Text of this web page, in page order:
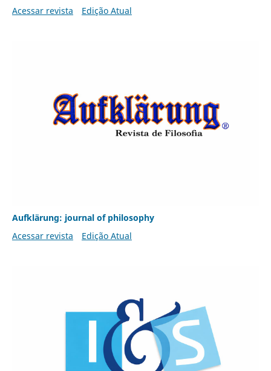
Acessar revista
Edição Atual
Aufklärung: journal of philosophy
Acessar revista
Edição Atual